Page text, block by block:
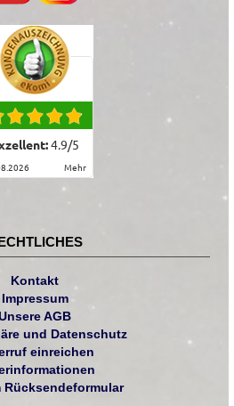
4.9/5
mehr
Kontakt
Impressum
AGB
und Datenschutz
einreichen
Rücksendeformular